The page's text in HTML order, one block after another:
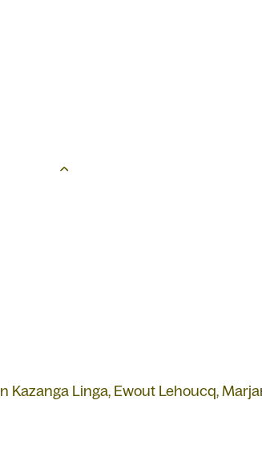
Linga, Ewout Lehoucq,